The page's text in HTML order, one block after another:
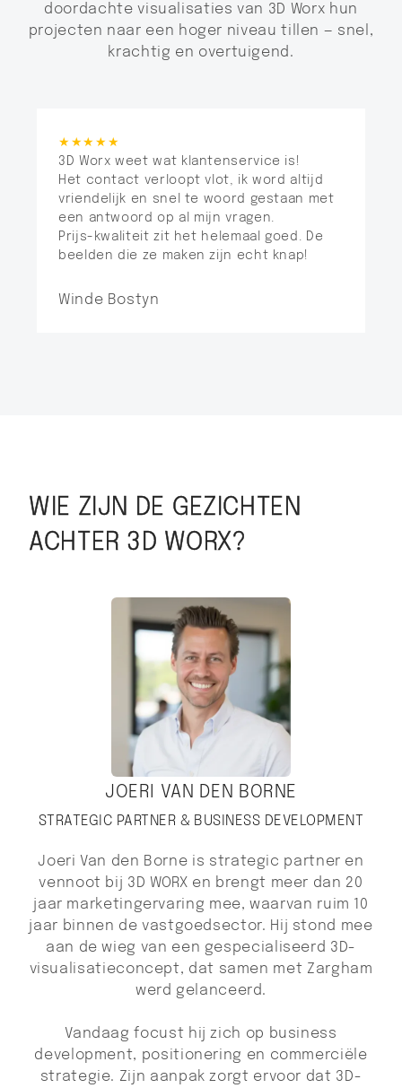
doordachte visualisaties van 3D Worx hun
projecten naar een hoger niveau tillen — snel,
krachtig en overtuigend.
★★★★★
3D Worx weet wat klantenservice is!
Het contact verloopt vlot, ik word altijd
vriendelijk en snel te woord gestaan met
een antwoord op al mijn vragen.
Prijs-kwaliteit zit het helemaal goed. De
beelden die ze maken zijn echt knap!
Winde Bostyn
WIE ZIJN DE GEZICHTEN
ACHTER 3D WORX?
JOERI VAN DEN BORNE
STRATEGIC PARTNER & BUSINESS DEVELOPMENT
Joeri Van den Borne is strategic partner en
vennoot bij 3D WORX en brengt meer dan 20
jaar marketingervaring mee, waarvan ruim 10
jaar binnen de vastgoedsector. Hij stond mee
aan de wieg van een gespecialiseerd 3D-
visualisatieconcept, dat samen met Zargham
werd gelanceerd.
Vandaag focust hij zich op business
development, positionering en commerciële
strategie. Zijn aanpak zorgt ervoor dat 3D-